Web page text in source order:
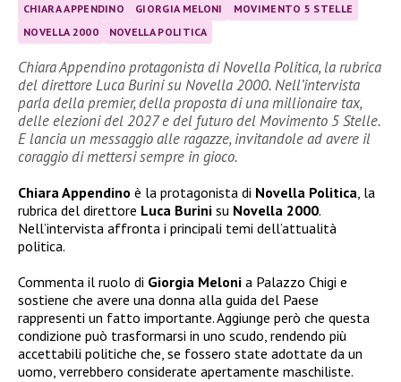
CHIARA APPENDINO GIORGIA MELONI
MOVIMENTO 5 STELLE
NOVELLA 2000
NOVELLA POLITICA
Chiara Appendino protagonista di Novella Politica, la rubrica
del direttore Luca Burini su Novella 2000. Nell’intervista
parla della premier, della proposta di una millionaire tax,
delle elezioni del 2027 e del futuro del Movimento 5 Stelle.
E lancia un messaggio alle ragazze, invitandole ad avere il
coraggio di mettersi sempre in gioco.
Chiara Appendino è la protagonista di Novella Politica, la
rubrica del direttore Luca Burini su Novella 2000.
Nell’intervista affronta i principali temi dell’attualità
politica.
Commenta il ruolo di Giorgia Meloni a Palazzo Chigi e
sostiene che avere una donna alla guida del Paese
rappresenti un fatto importante. Aggiunge però che questa
condizione può trasformarsi in uno scudo, rendendo più
accettabili politiche che, se fossero state adottate da un
uomo, verrebbero considerate apertamente maschiliste.